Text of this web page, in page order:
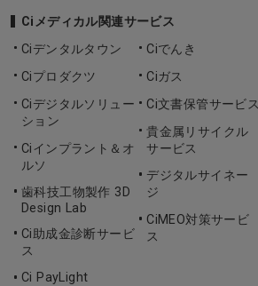
Ciメディカル関連サービス
Ciデンタルタウン
Ciプロダクツ
Ciデジタルソリュー
ション
Ciインプラント＆オ
ルソ
歯科技工物製作 3D
Design Lab
Ci助成金診断サービ
ス
Ci PayLight
Ciでんき
Ciガス
Ci文書保管サービス
貴金属リサイクル
サービス
デジタルサイネー
ジ
CiMEO対策サービ
ス